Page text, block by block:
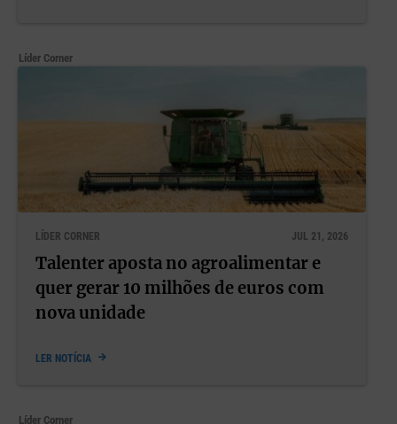
Líder Corner
LÍDER CORNER JUL 21, 2026
Talenter aposta no agroalimentar e
quer gerar 10 milhões de euros com
nova unidade
LER NOTÍCIA
Líder Corner